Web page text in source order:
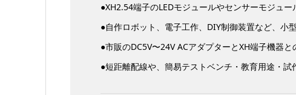
●XH2.54端子のLEDモジュールやセンサーモジュー
●自作ロボット、電子工作、DIY制御装置など、小
●市販のDC5V〜24V ACアダプターとXH端子機器と
●短距離配線や、簡易テストベンチ・教育用途・